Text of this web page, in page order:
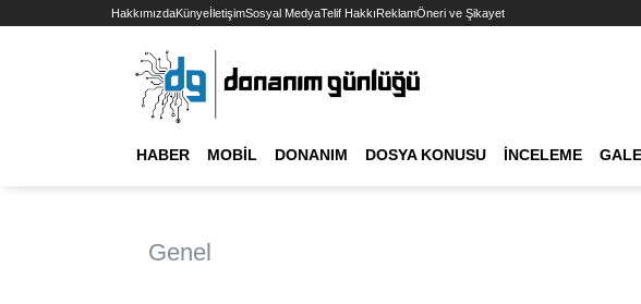
HakkımızdaKünyeİletişimSosyal MedyaTelif HakkıReklamÖneri ve Şikayet
HABER MOBIL DONANIM DOSYA KONUSU İNCELEME
Genel